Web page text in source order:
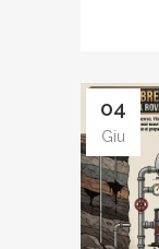
04
Giu